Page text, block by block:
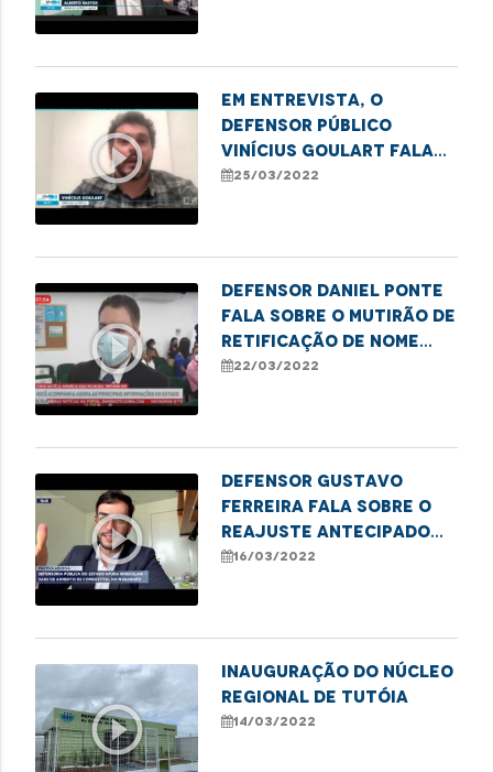
Defensoria
play_circle_outline
Em entrevista, o
defensor público
Vinícius Goulart fala
sobre a atuação da DPE
por falta de
25/03/2022
play_circle_outline
Defensor Daniel Ponte
fala sobre o mutirão de
retificação de nome
social e gênero em
22/03/2022
play_circle_outline
Defensor Gustavo
Ferreira fala sobre o
reajuste antecipado
dos combustíveis em
16/03/2022
play_circle_outline
Inauguração do Núcleo
Regional de Tutóia
14/03/2022